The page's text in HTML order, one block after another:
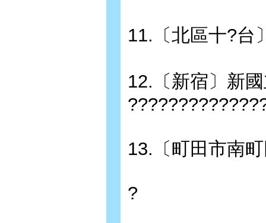
11.〔北區十?台
12.〔新宿〕新
13.〔町田市南
?